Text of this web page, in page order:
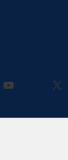
youtube X